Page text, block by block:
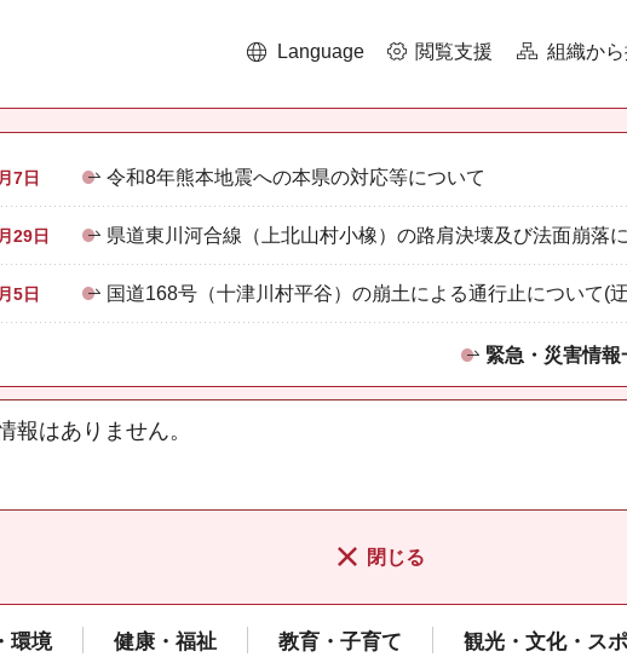
Language 閲覧支援 組織か
7日 令和8年熊本地震への本県の対応等について
29日 県道東川河合線（上北山村小橡）の路肩決壊及び法面崩落
5日 国道168号（十津川村平谷）の崩土による通行止について(
緊急・災害情報
報はありません。
閉じる
環境 健康・福祉 教育・子育て 観光・文化・ス